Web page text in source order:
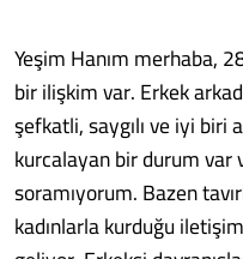
Yeşim Hanım merhaba,
bir ilişkim var. Erkek
şefkatli, saygılı ve iyi biri
kurcalayan bir durum
soramıyorum. Bazen
kadınlarla kurduğu